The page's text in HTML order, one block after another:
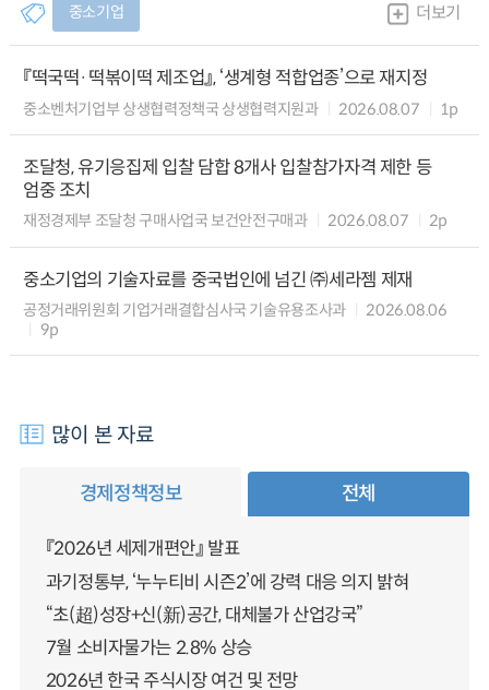
중소기업 더보기
『떡국떡·떡볶이떡 제조업』, ‘생계형 적합업종’으로 재지정
중소벤처기업부 상생협력정책국 상생협력지원과 2026.08.07 1p
조달청, 유기응집제 입찰 담합 8개사 입찰참가자격 제한 등
엄중 조치
재정경제부 조달청 구매사업국 보건안전구매과 2026.08.07 2p
중소기업의 기술자료를 중국법인에 넘긴 ㈜세라젬 제재
공정거래위원회 기업거래결합심사국 기술유용조사과
2026.08.06
9p
많이 본 자료
경제정책정보 전체
『2026년 세제개편안』 발표
과기정통부, ‘누누티비 시즌2’에 강력 대응 의지 밝혀
“초(超)성장+신(新)공간, 대체불가 산업강국”
7월 소비자물가는 2.8% 상승
2026년 한국 주식시장 여건 및 전망